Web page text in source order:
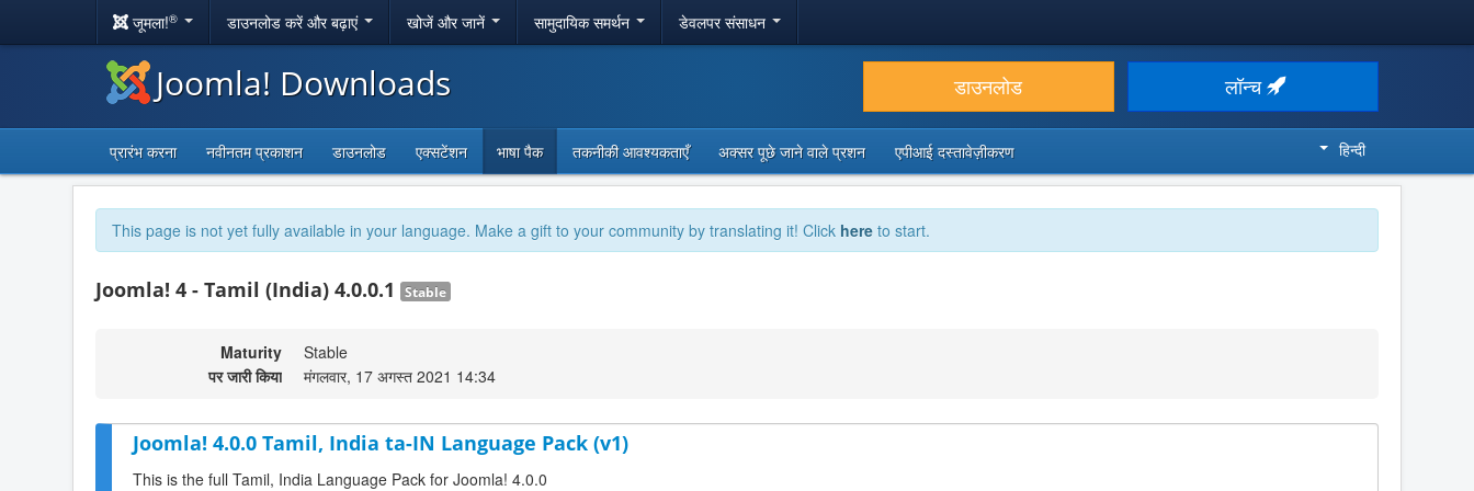
जूमला!® डाउनलोड करें और बढ़ाएं खोजें और जानें सामुदायिक समर्थन डेवलपर संसाधन
Joomla! Downloads डाउनलोड लॉन्च
प्रारंभ करना नवीनतम प्रकाशन डाउनलोड एक्सटेंशन भाषा पैक तकनीकी आवश्यकताएँ अक्सर पूछे जाने वाले प्रशन एपीआई दस्तावेज़ीकरण हिन्दी
This page is not yet fully available in your language. Make a gift to your community by translating it! Click here to start.
Joomla! 4 - Tamil (India) 4.0.0.1 Stable
Maturity
Stable
पर जारी किया
मंगलवार, 17 अगस्त 2021 14:34
Joomla! 4.0.0 Tamil, India ta-IN Language Pack (v1)
This is the full Tamil, India Language Pack for Joomla! 4.0.0